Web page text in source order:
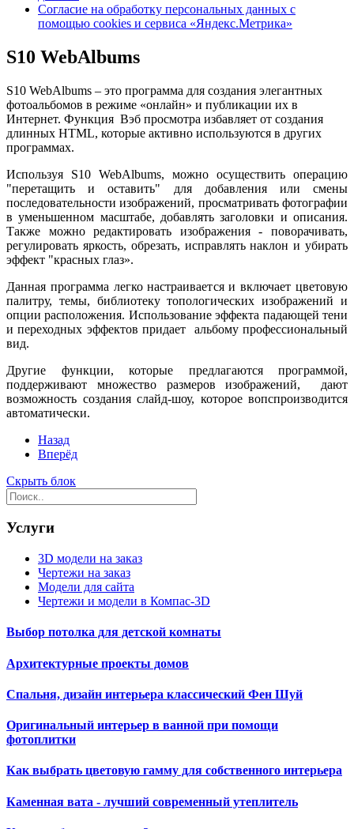
Согласие на обработку персональных данных с
помощью cookies и сервиса «Яндекс.Метрика»
S10 WebAlbums
S10 WebAlbums – это программа для создания элегантных
фотоальбомов в режиме «онлайн» и публикации их в
Интернет. Функция Вэб просмотра избавляет от создания
длинных HTML, которые активно используются в других
программах.
Используя S10 WebAlbums, можно осуществить операцию
"перетащить и оставить" для добавления или смены
последовательности изображений, просматривать фотографии
в уменьшенном масштабе, добавлять заголовки и описания.
Также можно редактировать изображения - поворачивать,
регулировать яркость, обрезать, исправлять наклон и убирать
эффект "красных глаз».
Данная программа легко настраивается и включает цветовую
палитру, темы, библиотеку топологических изображений и
опции расположения. Использование эффекта падающей тени
и переходных эффектов придает альбому профессиональный
вид.
Другие функции, которые предлагаются программой,
поддерживают множество размеров изображений, дают
возможность создания слайд-шоу, которое вопспроизводится
автоматически.
Назад
Вперёд
Скрыть блок
Услуги
3D модели на заказ
Чертежи на заказ
Модели для сайта
Чертежи и модели в Компас-3D
Выбор потолка для детской комнаты
Архитектурные проекты домов
Спальня, дизайн интерьера классический Фен Шуй
Оригинальный интерьер в ванной при помощи
фотоплитки
Как выбрать цветовую гамму для собственного интерьера
Каменная вата - лучший современный утеплитель